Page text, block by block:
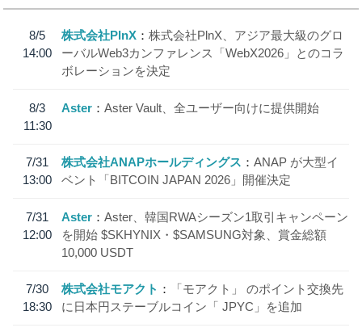
8/5
14:00
株式会社PlnX
株式会社PlnX、アジア最大級のグロ
ーバルWeb3カンファレンス「WebX2026」とのコラ
ボレーションを決定
8/3
11:30
Aster Aster Vault、全ユーザー向けに提供開始
7/31
13:00
株式会社ANAPホールディングス
ANAP が大型イ
ベント「BITCOIN JAPAN 2026」開催決定
7/31
12:00
Aster
Aster、韓国RWAシーズン1取引キャンペーン
を開始 $SKHYNIX・$SAMSUNG対象、賞金総額
10,000 USDT
7/30
18:30
株式会社モアクト
「モアクト」 のポイント交換先
に日本円ステーブルコイン「 JPYC」を追加